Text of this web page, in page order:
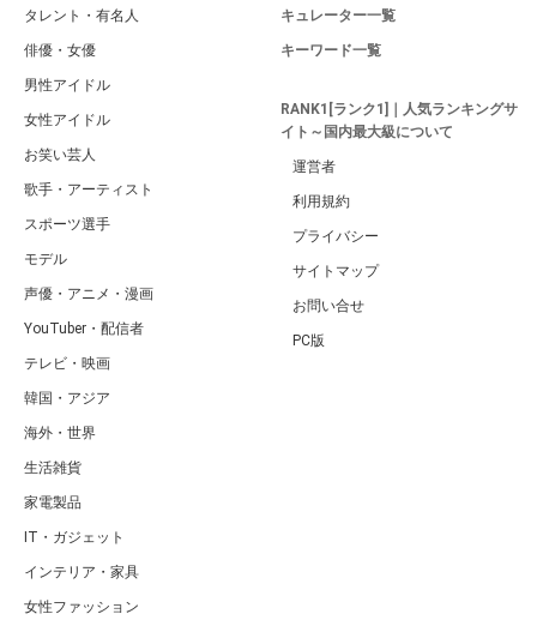
タレント・有名人
俳優・女優
男性アイドル
女性アイドル
お笑い芸人
歌手・アーティスト
スポーツ選手
モデル
声優・アニメ・漫画
YouTuber・配信者
テレビ・映画
韓国・アジア
海外・世界
生活雑貨
家電製品
IT・ガジェット
インテリア・家具
女性ファッション
キュレーター一覧
キーワード一覧
RANK1[ランク1]｜人気ランキングサ
イト～国内最大級について
運営者
利用規約
プライバシー
サイトマップ
お問い合せ
PC版